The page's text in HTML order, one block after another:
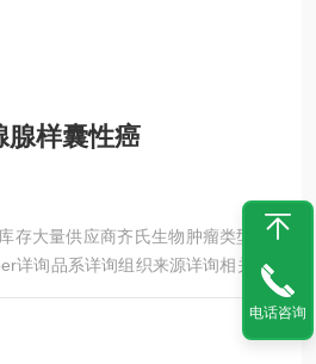
腺样囊性癌
存大量供应商齐氏生物肿瘤类型详询
详询品系详询组织来源详询相关疾病
详询细胞形态详询是否是肿瘤细胞详
询年限详询生长状态详询规格T25m2
目的需要选择不同类型的细胞培养瓶
电话咨询